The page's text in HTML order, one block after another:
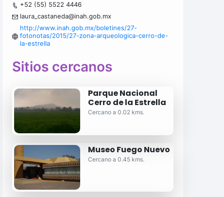
+52 (55) 5522 4446
laura_castaneda@inah.gob.mx
http://www.inah.gob.mx/boletines/27-
fotonotas/2015/27-zona-arqueologica-cerro-de-
la-estrella
Sitios cercanos
Parque Nacional
Cerro de la Estrella
Cercano a 0.02 kms.
Museo Fuego Nuevo
Cercano a 0.45 kms.